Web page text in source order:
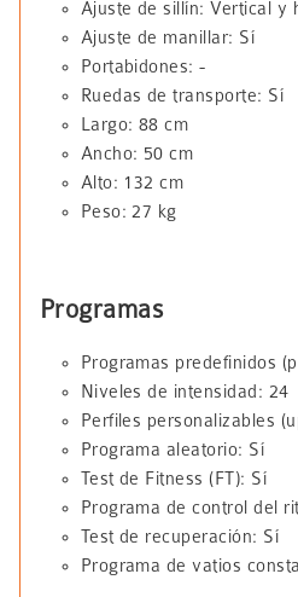
Ajuste de sillín: Vertical y
Ajuste de manillar: Sí
Portabidones: -
Ruedas de transporte: Sí
Largo: 88 cm
Ancho: 50 cm
Alto: 132 cm
Peso: 27 kg
Programas
Programas predefinidos
Niveles de intensidad: 24
Perfiles personalizables
Programa aleatorio: Sí
Test de Fitness (FT): Sí
Programa de control del
Test de recuperación: Sí
Programa de vatios